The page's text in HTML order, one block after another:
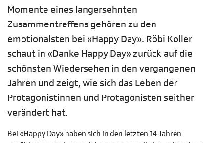
Momente eines langersehnten
Zusammentreffens gehören zu den
emotionalsten bei «Happy Day». Röbi Koller
schaut in «Danke Happy Day» zurück auf die
schönsten Wiedersehen in den vergangenen
Jahren und zeigt, wie sich das Leben der
Protagonistinnen und Protagonisten seither
verändert hat.
Bei «Happy Day» haben sich in den letzten 14 Jahren